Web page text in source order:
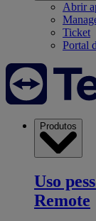
Abrir
Ticket
Portal
Produtos
Uso
Remote